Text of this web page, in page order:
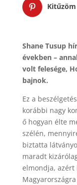
Kitűzöm
Shane Tusup
években –
volt felesége,
bajnok.
Ez a
korábbi nagy
ő hogyan élte
szélén,
biztatta
maradt
elmondja, azért